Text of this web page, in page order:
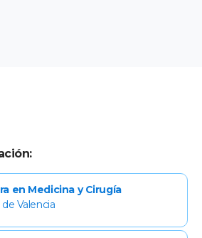
en Medicina y Cirugía
Valencia